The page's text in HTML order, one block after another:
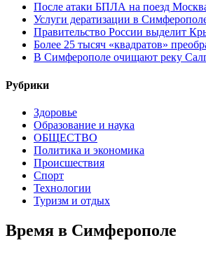
После атаки БПЛА на поезд
Услуги дератизации в
Правительство России выделит
Более 25 тысяч «квадратов»
В Симферополе очищают реку
Рубрики
Здоровье
Образование и наука
ОБЩЕСТВО
Политика и экономика
Происшествия
Спорт
Технологии
Туризм и отдых
Время в Симферополе